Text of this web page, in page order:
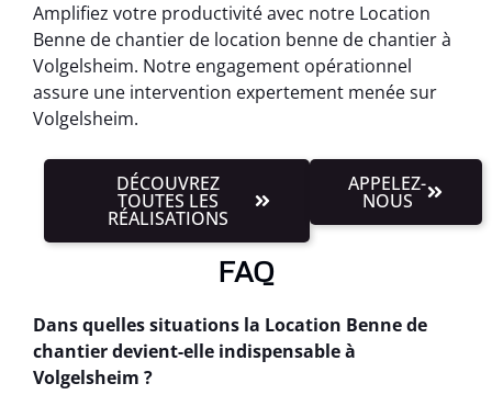
Amplifiez votre productivité avec notre Location
Benne de chantier de location benne de chantier à
Volgelsheim. Notre engagement opérationnel
assure une intervention expertement menée sur
Volgelsheim.
DÉCOUVREZ
TOUTES LES
RÉALISATIONS
APPELEZ-
NOUS
FAQ
Dans quelles situations la Location Benne de
chantier devient-elle indispensable à
Volgelsheim ?